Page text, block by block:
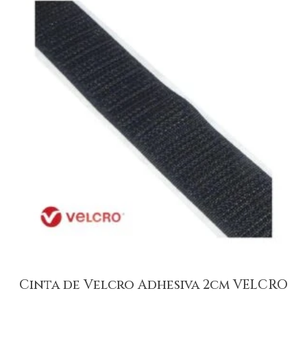
Cinta de Velcro Adhesiva 2cm VELCRO